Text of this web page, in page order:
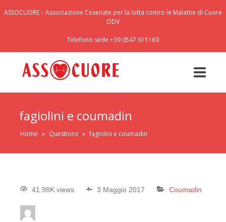
ASSOCUORE – Associazione Cesenate per la lotta contro le Malattie di Cuore
ODV
Telefono sede +39 0547 611169
fagiolini e coumadin
Home » Questions » fagiolini e coumadin
41.98K views 3 Maggio 2017 Coumadin